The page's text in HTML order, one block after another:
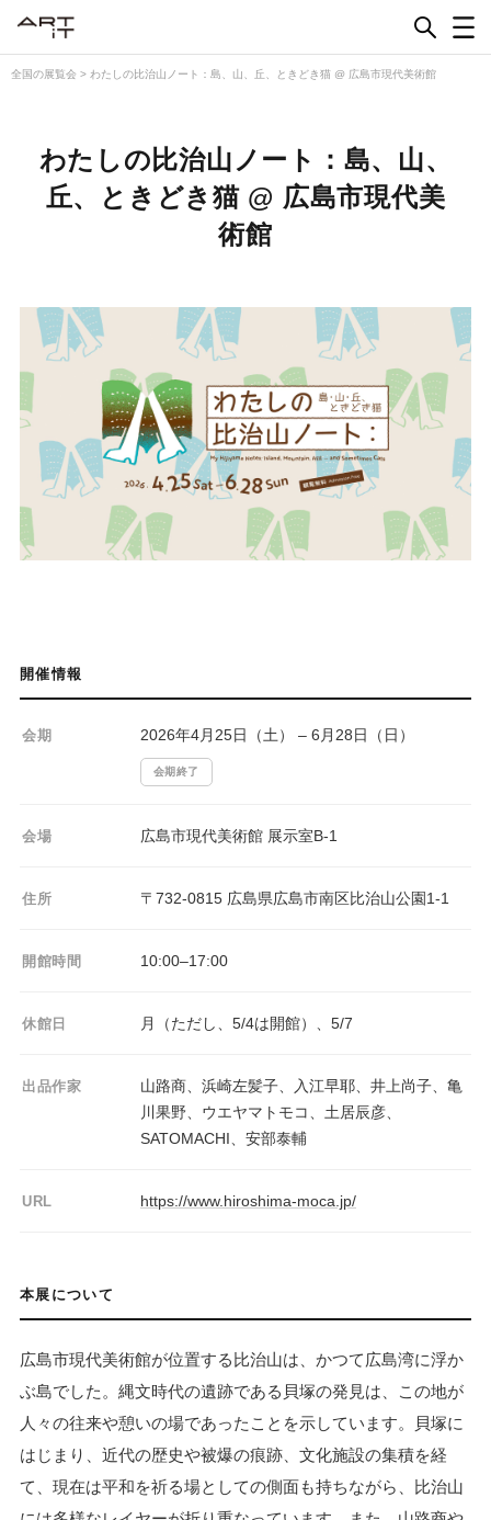
Skip
content
全国の展覧会 > わたしの比治山ノート：島、山、丘、ときどき猫 @ 広島市現代美術館
わたしの比治山ノート：島、山、
丘、ときどき猫 @ 広島市現代美
術館
開催情報
会期 2026年4月25日（土） – 6月28日（日）
会期終了
会場 広島市現代美術館 展示室B-1
住所 〒732-0815 広島県広島市南区比治山公園1-1
開館時間 10:00–17:00
休館日 月（ただし、5/4は開館）、5/7
出品作家
山路商、浜崎左髪子、入江早耶、井上尚子、亀
川果野、ウエヤマトモコ、土居辰彦、
SATOMACHI、安部泰輔
URL https://www.hiroshima-moca.jp/
本展について
広島市現代美術館が位置する比治山は、かつて広島湾に浮か
ぶ島でした。縄文時代の遺跡である貝塚の発見は、この地が
人々の往来や憩いの場であったことを示しています。貝塚に
はじまり、近代の歴史や被爆の痕跡、文化施設の集積を経
て、現在は平和を祈る場としての側面も持ちながら、比治山